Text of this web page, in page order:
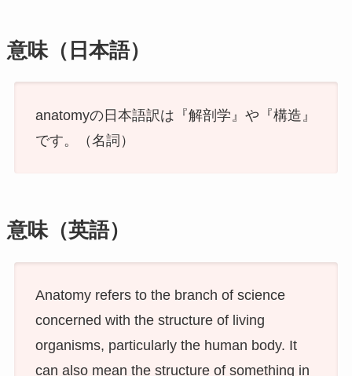
意味（日本語）
anatomyの日本語訳は『解剖学』や『構造』
です。（名詞）
意味（英語）
Anatomy refers to the branch of science
concerned with the structure of living
organisms, particularly the human body. It
can also mean the structure of something in